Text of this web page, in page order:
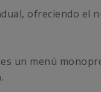
ofreciendo el
es un menú